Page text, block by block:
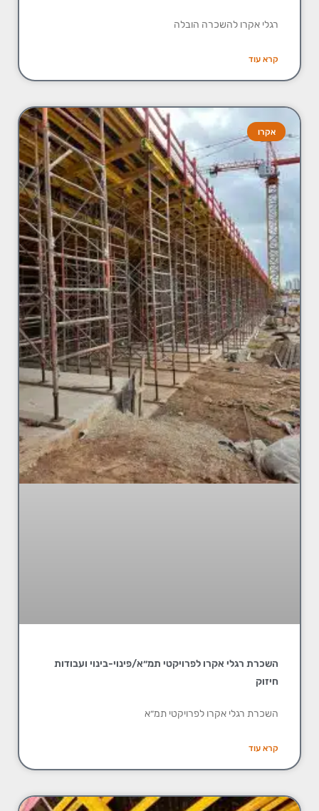
רגלי אקרו להשכרה הובלה
קרא עוד
אקרו
השכרת רגלי אקרו לפרויקטי תמ״א/פינוי-בינוי ועבודות
חיזוק
השכרת רגלי אקרו לפרויקטי תמ״א
קרא עוד